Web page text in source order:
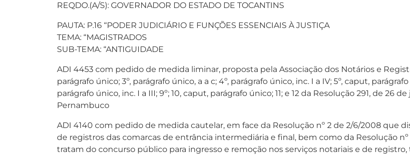
REQDO.(A/S): GOVERNADOR DO ESTADO DE TOCANTINS
PAUTA: P.16 “PODER JUDICIÁRIO E FUNÇÕES ESSENCIAIS À JUSTIÇA
TEMA: “MAGISTRADOS
SUB-TEMA: “ANTIGUIDADE
ADI 4453 com pedido de medida liminar, proposta pela Associação dos Notários e
parágrafo único; 3º, parágrafo único, a a c; 4º, parágrafo único, inc. I a IV; 5º, caput,
parágrafo único, inc. I a III; 9º; 10, caput, parágrafo único; 11; e 12 da Resolução 291, de 26
Pernambuco
ADI 4140 com pedido de medida cautelar, em face da Resolução nº 2 de 2/6/2008 que
de registros das comarcas de entrância intermediária e final, bem como da Resolução nº
tratam do concurso público para ingresso e remoção nos serviços notariais e de